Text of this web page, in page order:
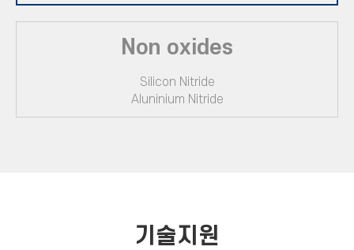
Non oxides
Silicon Nitride
Aluninium Nitride
기술지원